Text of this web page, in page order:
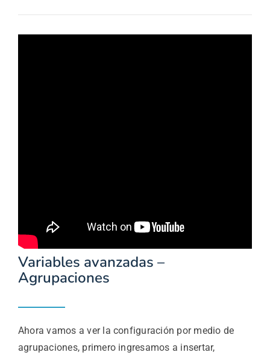
Variables avanzadas –
Agrupaciones
Ahora vamos a ver la configuración por medio de
agrupaciones, primero ingresamos a insertar,